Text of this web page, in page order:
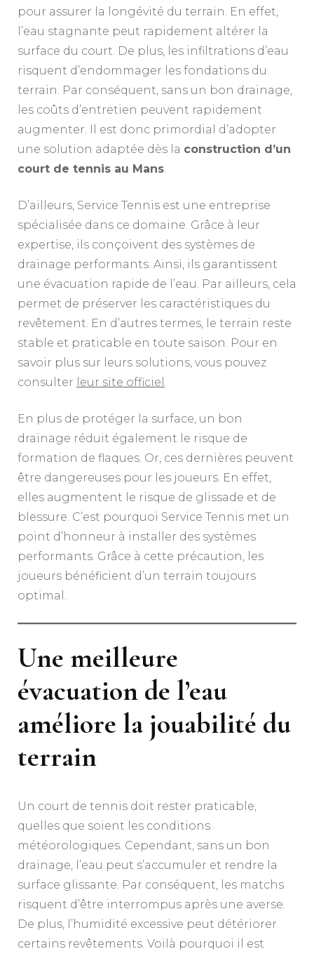
pour assurer la longévité du terrain. En effet,
l’eau stagnante peut rapidement altérer la
surface du court. De plus, les infiltrations d’eau
risquent d’endommager les fondations du
terrain. Par conséquent, sans un bon drainage,
les coûts d’entretien peuvent rapidement
augmenter. Il est donc primordial d’adopter
une solution adaptée dès la construction d’un
court de tennis au Mans.
D’ailleurs, Service Tennis est une entreprise
spécialisée dans ce domaine. Grâce à leur
expertise, ils conçoivent des systèmes de
drainage performants. Ainsi, ils garantissent
une évacuation rapide de l’eau. Par ailleurs, cela
permet de préserver les caractéristiques du
revêtement. En d’autres termes, le terrain reste
stable et praticable en toute saison. Pour en
savoir plus sur leurs solutions, vous pouvez
consulter leur site officiel .
En plus de protéger la surface, un bon
drainage réduit également le risque de
formation de flaques. Or, ces dernières peuvent
être dangereuses pour les joueurs. En effet,
elles augmentent le risque de glissade et de
blessure. C’est pourquoi Service Tennis met un
point d’honneur à installer des systèmes
performants. Grâce à cette précaution, les
joueurs bénéficient d’un terrain toujours
optimal.
Une meilleure
évacuation de l’eau
améliore la jouabilité du
terrain
Un court de tennis doit rester praticable,
quelles que soient les conditions
météorologiques. Cependant, sans un bon
drainage, l’eau peut s’accumuler et rendre la
surface glissante. Par conséquent, les matchs
risquent d’être interrompus après une averse.
De plus, l’humidité excessive peut détériorer
certains revêtements. Voilà pourquoi il est